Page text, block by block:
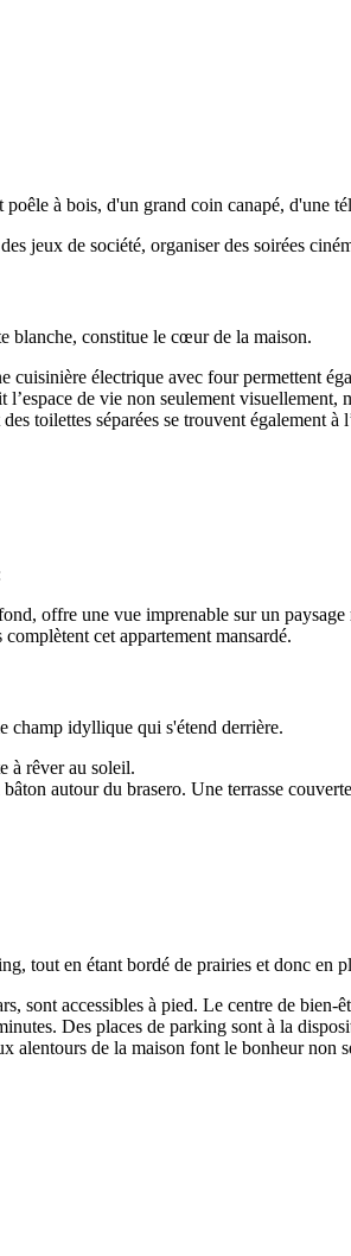
à bois, d'un grand coin canapé, d'une
jeux de société, organiser des soirées
blanche, constitue le cœur de la maison.
électrique avec four permettent
de vie non seulement
toilettes séparées se trouvent également à
offre une vue imprenable sur un
cet appartement mansardé.
champ idyllique qui s'étend derrière.
à rêver au soleil.
autour du brasero. Une terrasse
tout en étant bordé de prairies et donc en
sont accessibles à pied. Le centre de
Des places de parking sont à la
alentours de la maison font le bonheur non